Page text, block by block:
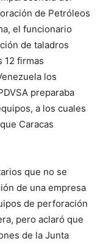
de Petróleos
el funcionario
de taladros
12 firmas
los
preparaba
a los cuales
Caracas
que no se
de una empresa
de perforación
pero aclaró que
de la Junta